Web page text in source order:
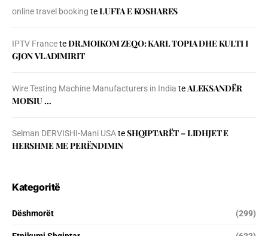
online travel booking teLUFTA E KOSHARES
IPTV FranceteDR.MOIKOM ZEQO: KARL TOPIA DHE KULTI I
GJON VLADIMIRIT
Wire Testing Machine Manufacturers in India teALEKSANDËR
MOISIU …
Selman DERVISHI-Mani USAteSHQIPTARËT – LIDHJET E
HERSHME ME PERËNDIMIN
Kategoritë
Dëshmorët (299)